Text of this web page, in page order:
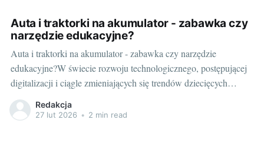
Auta i traktorki na akumulator - zabawka czy
narzędzie edukacyjne?
Auta i traktorki na akumulator - zabawka czy narzędzie
edukacyjne?W świecie rozwoju technologicznego, postępującej
digitalizacji i ciągle zmieniających się trendów dziecięcych
zabawek, coraz częściej rodzice stają przed dylematem - jakie
zabawki wybrać dla swojego dziecka? Czy traktorki i autka na
Redakcja
27 lut 2026 • 2 min read